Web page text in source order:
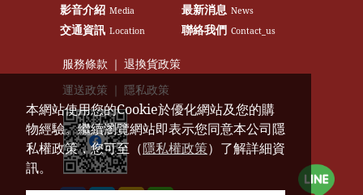
本網站使用您的Cookie於優化網站及您的購
物經驗。繼續瀏覽網站即表示您同意本公司隱
私權政策，您可至（隱私權政策）了解詳細資
訊。
影音介紹 Media 最新消息 News
交通資訊 Location 聯絡我們 Contact_us
服務條款 ｜ 退換貨政策
運送政策 ｜ 隱私政策